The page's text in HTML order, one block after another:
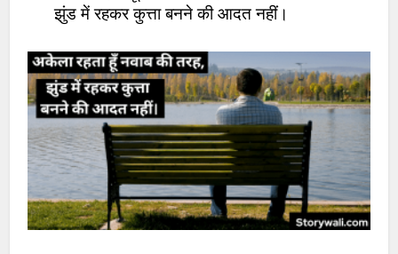
झुंड में रहकर कुत्ता बनने की आदत नहीं।